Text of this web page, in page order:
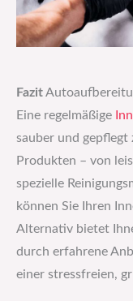
Fazit
Eine regelmäßige
sauber und
Produkten – von
spezielle
können Sie Ihren
Alternativ bietet
durch erfahrene
einer stressfreien,